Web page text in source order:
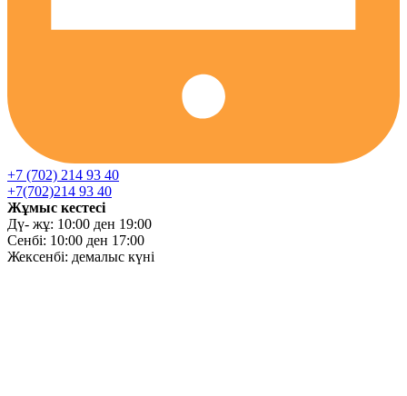
+7 (702) 214 93 40
+7(702)214 93 40
Жұмыс кестесі
Дү- жұ: 10:00 ден 19:00
Сенбі: 10:00 ден 17:00
Жексенбі: демалыс күні